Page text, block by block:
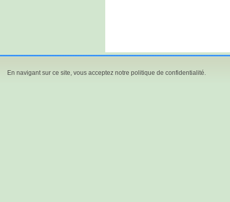
En navigant sur ce site, vous acceptez notre politique de confidentialité.